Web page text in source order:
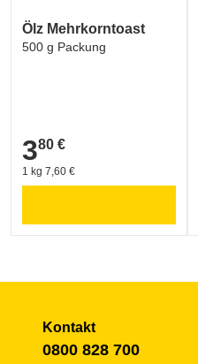
Ölz Mehrkorntoast
500 g Packung
3,80 €
380 €
1 kg 7,60 €
Kontakt
0800 828 700